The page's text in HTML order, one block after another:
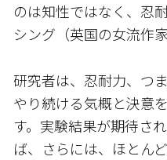
のは知性ではなく、忍
シング（英国の女流作家
研究者は、忍耐力、つ
やり続ける気概と決意
す。実験結果が期待さ
ば、さらには、ほとん